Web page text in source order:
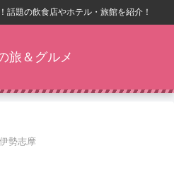
話題の飲食店やホテル・旅館を紹介！
旅＆グルメ
伊勢志摩